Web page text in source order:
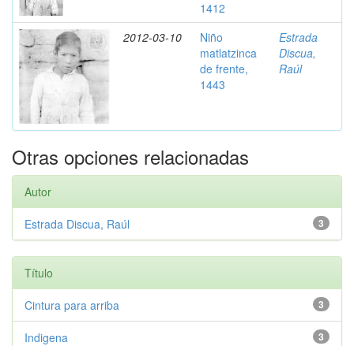
1412
2012-03-10
Niño
matlatzinca
de frente,
1443
Estrada
Discua,
Raúl
Otras opciones relacionadas
Autor
3
Estrada Discua, Raúl
Título
3
Cintura para arriba
3
Indigena